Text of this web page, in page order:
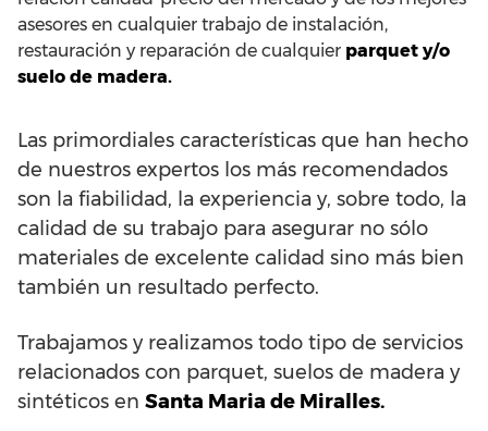
asesores en cualquier trabajo de instalación,
restauración y reparación de cualquier parquet y/o
suelo de madera.
Las primordiales características que han hecho
de nuestros expertos los más recomendados
son la fiabilidad, la experiencia y, sobre todo, la
calidad de su trabajo para asegurar no sólo
materiales de excelente calidad sino más bien
también un resultado perfecto.
Trabajamos y realizamos todo tipo de servicios
relacionados con parquet, suelos de madera y
sintéticos en Santa Maria de Miralles.